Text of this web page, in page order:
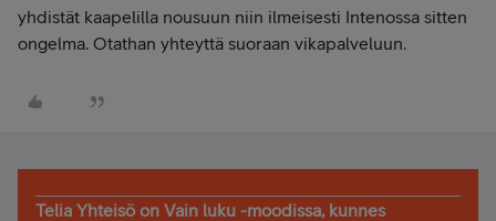
yhdistät kaapelilla nousuun niin ilmeisesti Intenossa sitten
ongelma. Otathan yhteyttä suoraan vikapalveluun.
Telia Yhteisö on Vain luku -moodissa, kunnes